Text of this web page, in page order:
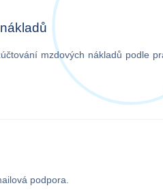
mzdových nákladů podle
podpora.